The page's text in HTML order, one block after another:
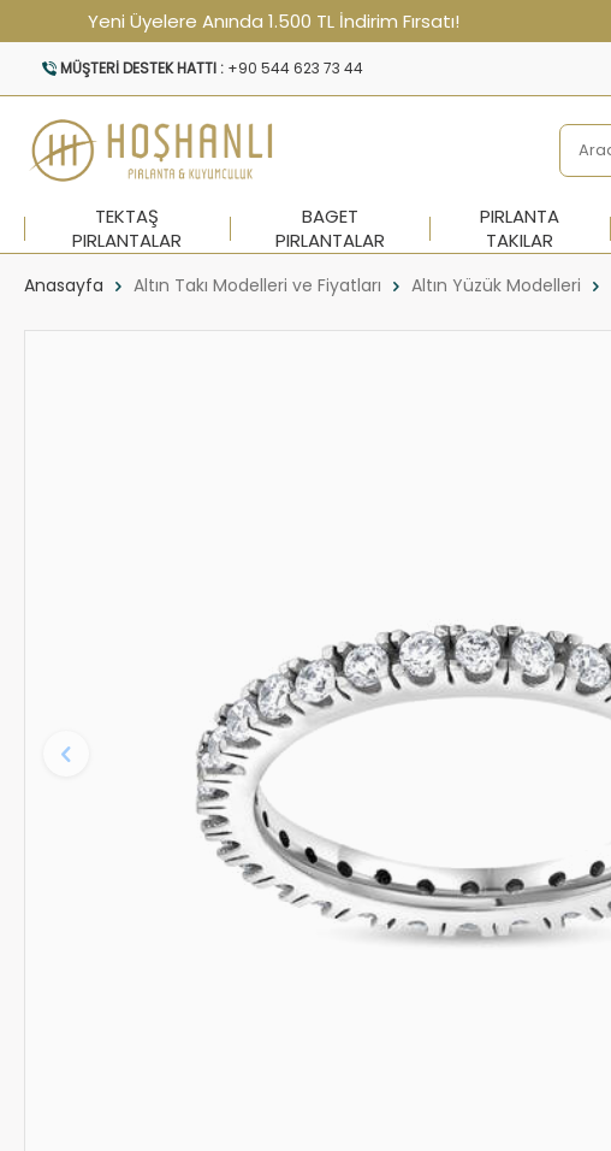
Yeni Üyelere Anında 1.500 TL İndirim Fırsatı!
MÜŞTERI DESTEK HATTI : +90 544 623 73 44
TEKTAŞ
PIRLANTALAR
BAGET
PIRLANTALAR
PIRLANTA
TAKILAR
Anasayfa Altın Takı Modelleri ve Fiyatları Altın Yüzük Modelleri